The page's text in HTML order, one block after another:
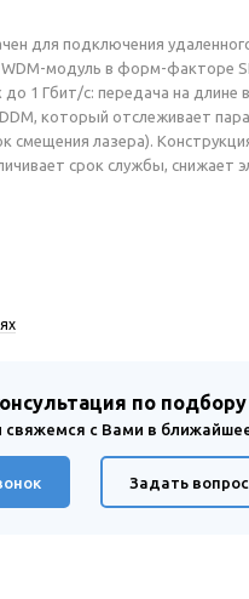
для подключения
модуль в форм-факторе
1 Гбит/с: передача на
который отслеживает
лазера).
срок службы,
по
свяжемся с Вами в
Задать